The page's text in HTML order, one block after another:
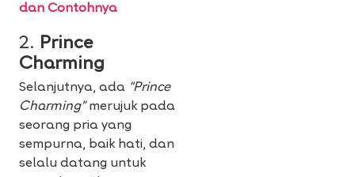
dan Contohnya
2. Prince
Charming
Selanjutnya, ada “Prince
Charming”merujuk pada
seorang pria yang
sempurna, baik hati, dan
selalu datang untuk